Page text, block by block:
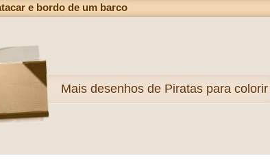
e bordo de um barco
Mais desenhos de Piratas para colorir